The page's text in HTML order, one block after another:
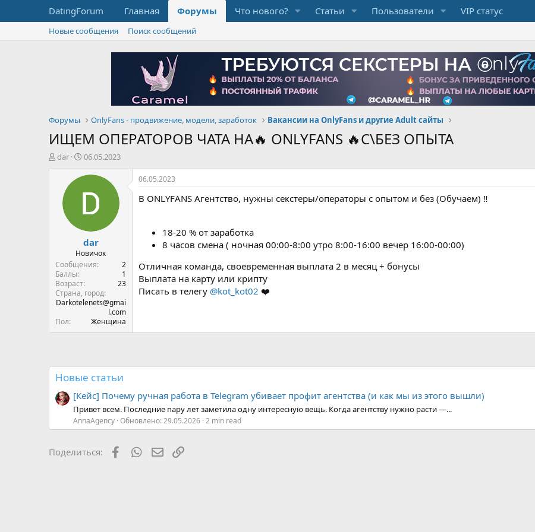
DatingForum Главная Форумы Что нового? Статьи Пользователи VIP статус
Новые сообщения Поиск сообщений
Форумы OnlyFans - продвижение, модели, заработок Вакансии на OnlyFans и другие Adult сайты
ИЩЕМ ОПЕРАТОРОВ ЧАТА НА🔥 ONLYFANS 🔥С\БЕЗ ОПЫТА
А
dar
Д
т
а
а
л
а
06.05.2023
dar
Новичок
Сообщения
2
Баллы
1
Возраст
23
Страна, город
Darkotelenets@gmai
l.com
Пол
Женщина
06.05.2023
В ONLYFANS Агентство, нужны секстеры/операторы с опытом и без (Обучаем) ‼️
18-20 % от заработка
8 часов смена ( ночная 00:00-8:00 утро 8:00-16:00 вечер 16:00-00:00)
Отличная команда, своевременная выплата 2 в месяц + бонусы
Выплата на карту или крипту
Писать в телегу @kot_kot02 ❤️
Новые статьи
[Кейс] Почему ручная работа в Telegram убивает профит агентства (и как мы из этого вышли)
Привет всем. Последние пару лет заметила одну интересную вещь. Когда агентству нужно расти —...
AnnaAgency Обновлено:29.05.2026 2 min read
Поделиться: FacebookWhatsAppЭлектронная почта